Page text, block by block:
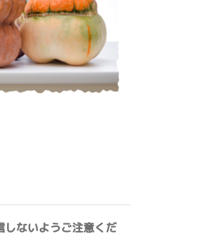
ないようご注意くだ